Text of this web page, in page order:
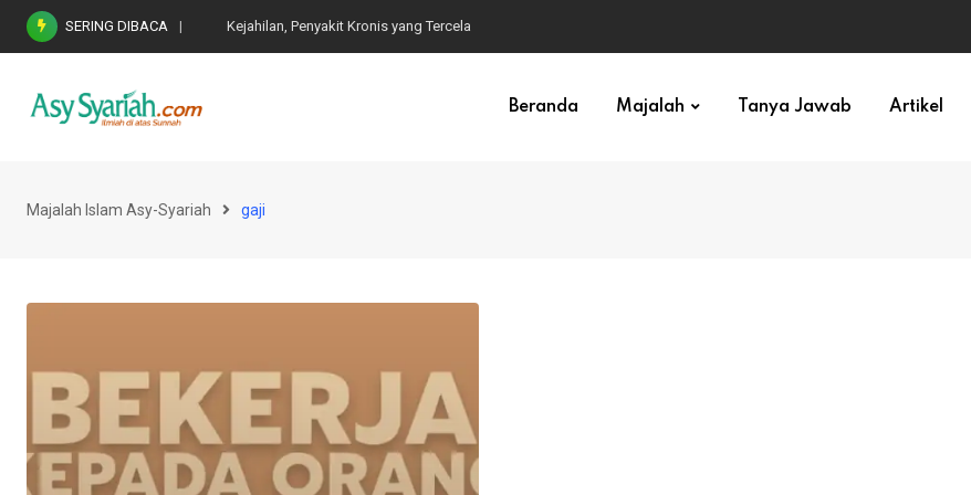
Skip
SERING DIBACA Kejahilan, Penyakit Kronis yang Tercela
Beranda Majalah Tanya Jawab Artikel
Majalah Islam Asy-Syariah gaji